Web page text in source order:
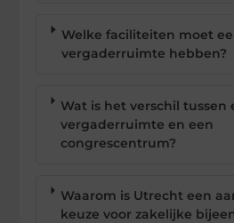
Welke faciliteiten moet
vergaderruimte hebben?
Wat is het verschil tussen
vergaderruimte en een
congrescentrum?
Waarom is Utrecht een
keuze voor zakelijke